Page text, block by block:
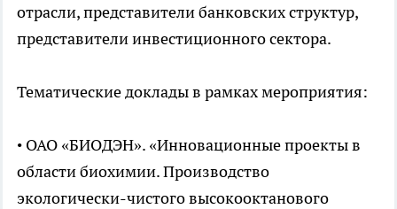
отрасли, представители банковских структур,
представители инвестиционного сектора.
Тематические доклады в рамках мероприятия:
• ОАО «БИОДЭН». «Инновационные проекты в
области биохимии. Производство
экологически-чистого высокооктанового